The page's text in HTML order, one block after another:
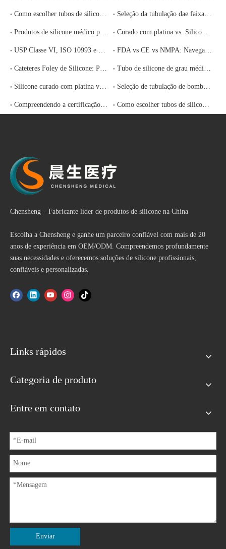
Chensheng – Fabricante líder de produtos de silicone na China
Escolha a Chensheng e ganhe um parceiro confiável com mais de 20
anos de experiência em OEM/ODM. Compreendemos profundamente
suas necessidades e oferecemos soluções de silicone profissionais,
confiáveis ​​e personalizadas.
Links rápidos
Categoria de produto
Entre em contato
Enviar